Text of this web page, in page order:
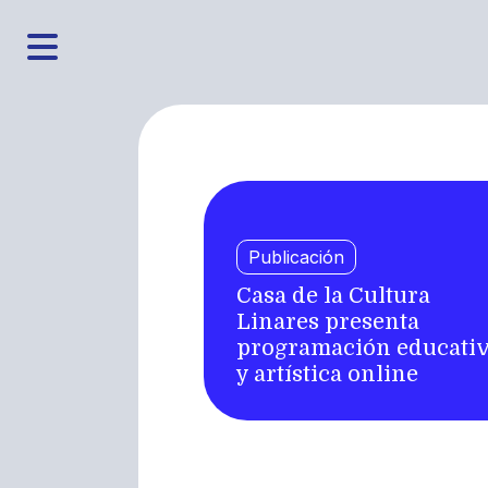
Publicación
Casa de la Cultura
Linares presenta
programación
y artística online